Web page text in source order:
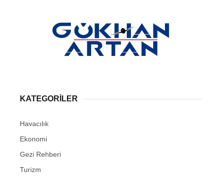
KATEGORİLER
Havacılık
Ekonomi
Gezi Rehberi
Turizm